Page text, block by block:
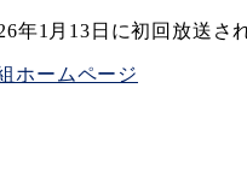
年1月13日に初回放送さ
ホームページ